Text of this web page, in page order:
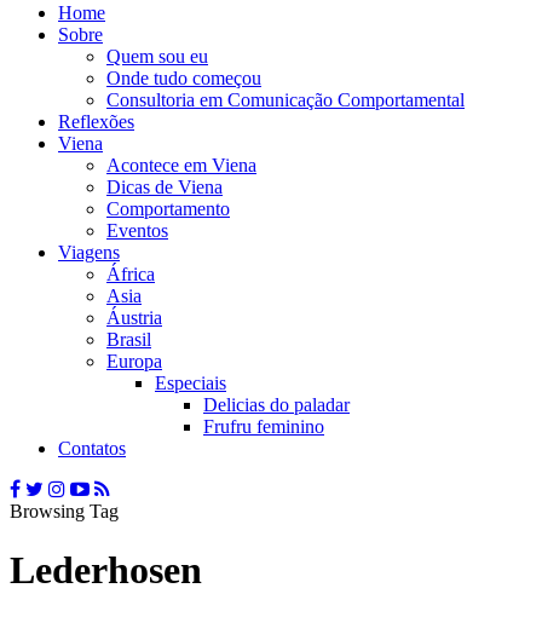
Home
Sobre
Quem sou eu
Onde tudo começou
Consultoria em Comunicação Comportamental
Reflexões
Viena
Acontece em Viena
Dicas de Viena
Comportamento
Eventos
Viagens
África
Asia
Áustria
Brasil
Europa
Especiais
Delicias do paladar
Frufru feminino
Contatos
Browsing Tag
Lederhosen